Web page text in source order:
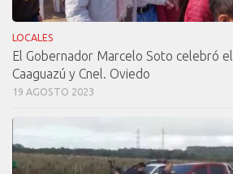
LOCALES
El Gobernador Marcelo Soto celebró
Caaguazú y Cnel. Oviedo
19 AGOSTO 2023